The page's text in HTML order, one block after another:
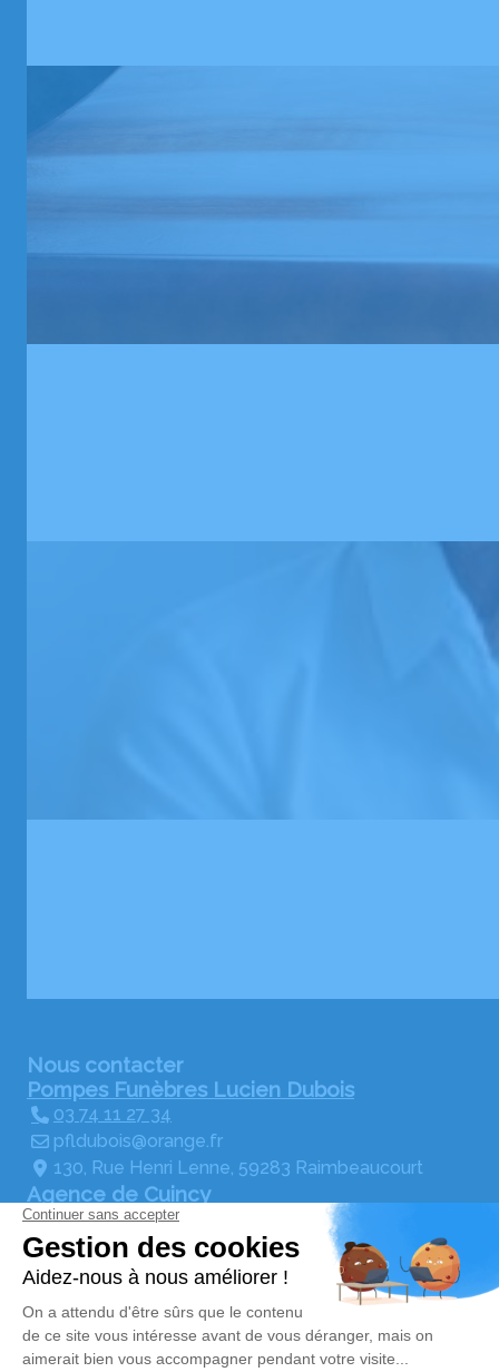
Nous contacter
Pompes Funèbres Lucien Dubois
03 74 11 27 34
pfldubois@orange.fr
130, Rue Henri Lenne, 59283 Raimbeaucourt
Agence de Cuincy
pfldubois@orange.fr
356, Rue Chalres Béhague, 59553 Cuincy
03 74 11 35 04
pfldubois@orange.fr